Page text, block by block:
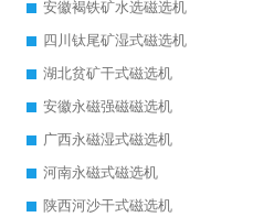
安徽褐铁矿水选磁选机
四川钛尾矿湿式磁选机
湖北贫矿干式磁选机
安徽永磁强磁磁选机
广西永磁湿式磁选机
河南永磁式磁选机
陕西河沙干式磁选机